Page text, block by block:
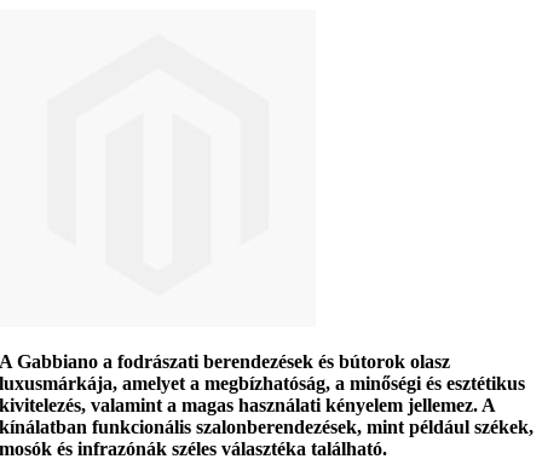
AGabbiano a fodrászati berendezések és bútorok olasz
luxusmárkája, amelyet a megbízhatóság, a minőségi és esztétikus
kivitelezés, valamint a magas használati kényelem jellemez. A
kínálatban funkcionális szalonberendezések, mint például székek,
mosók és infrazónák széles választéka található.